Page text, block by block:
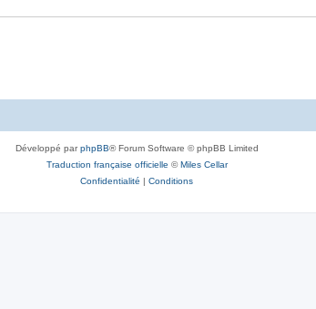
Développé parphpBB® Forum Software © phpBB Limited
Traduction française officielle ©Miles Cellar
Confidentialité | Conditions